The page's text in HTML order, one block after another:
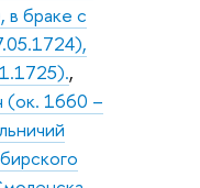
браке с
,
(ок. 1660 –